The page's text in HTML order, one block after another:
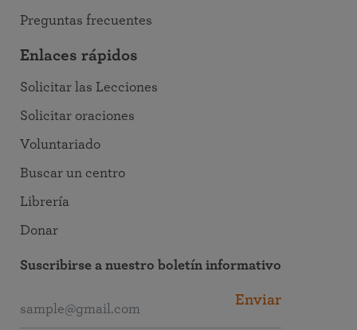
Preguntas frecuentes
Enlaces rápidos
Solicitar las Lecciones
Solicitar oraciones
Voluntariado
Buscar un centro
Librería
Donar
Suscribirse a nuestro boletín informativo
Enviar